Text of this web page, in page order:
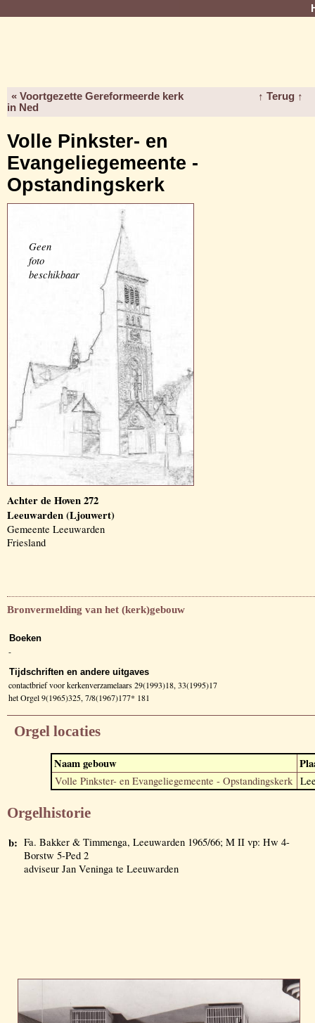
« Voortgezette Gereformeerde kerk
in Ned
↑ Terug ↑
Volle Pinkster- en
Evangeliegemeente -
Opstandingskerk
Geen
foto
beschikbaar
Achter de Hoven 272
Leeuwarden (Ljouwert)
Gemeente Leeuwarden
Friesland
Bronvermelding van het (kerk)gebouw
Boeken
-
Tijdschriften en andere uitgaves
contactbrief voor kerkenverzamelaars 29(1993)18, 33(1995)17
het Orgel 9(1965)325, 7/8(1967)177* 181
Orgel locaties
Naam gebouw
Volle Pinkster- en Evangeliegemeente - Opstandingskerk
Orgelhistorie
b: Fa. Bakker & Timmenga, Leeuwarden 1965/66; M II vp: Hw 4-
Borstw 5-Ped 2
adviseur Jan Veninga te Leeuwarden